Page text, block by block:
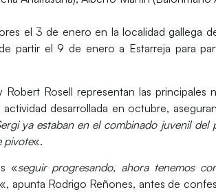
el 3 de enero en la localidad gallega
partir el 9 de enero a Estarreja para
Robert Rosell representan las
desarrollada en octubre,
ya estaban en el combinado juvenil del
pivote«.
«seguir progresando, ahora tenemos
«, apunta Rodrigo Reñones, antes de